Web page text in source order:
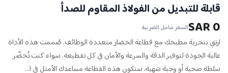
قابلة للتبديل من الفولاذ المقاوم للصدأ
0 SAR السعر شامل الضريبة
ارتقِ بتجربة مطبخك مع قطاعة الخضار متعددة الوظائف. صُممت هذه الأداة
عالية الجودة لتوفير الدقة والسرعة والأمان في كل تقطيعة. سواء كنت تُحضّر
سلطة صحية أو وجبة شهية، ستكون هذه القطاعة مساعدك الأمثل في ا...